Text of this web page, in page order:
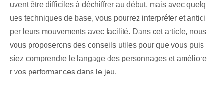
uvent être difficiles à déchiffrer au début, mais avec quelq
ues techniques de base, vous pourrez interpréter et antici
per leurs mouvements avec facilité. Dans cet article, nous
vous proposerons des conseils utiles pour que vous puis
siez comprendre le langage des personnages et améliore
r vos performances dans le jeu.